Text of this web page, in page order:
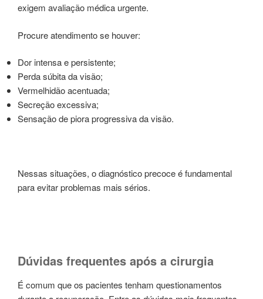
exigem avaliação médica urgente.
Procure atendimento se houver:
Dor intensa e persistente;
Perda súbita da visão;
Vermelhidão acentuada;
Secreção excessiva;
Sensação de piora progressiva da visão.
Nessas situações, o diagnóstico precoce é fundamental
para evitar problemas mais sérios.
Dúvidas frequentes após a cirurgia
É comum que os pacientes tenham questionamentos